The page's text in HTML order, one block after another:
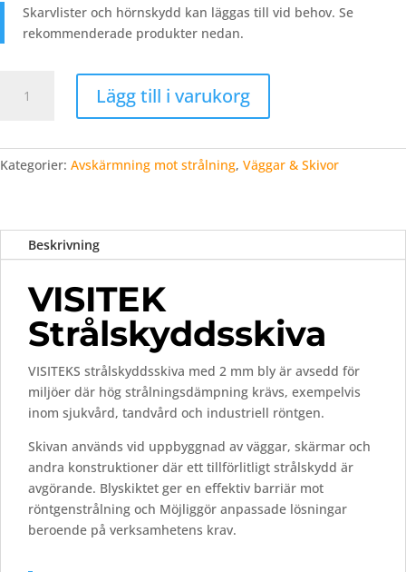
Skarvlister och hörnskydd kan läggas till vid behov. Se
rekommenderade produkter nedan.
Strålskyddsskiva
mm
Lägg till i varukorg
Kategorier: Avskärmning mot strålning, Väggar & Skivor
Beskrivning
VISITEK
Strålskyddsskiva
VISITEKS strålskyddsskiva med 2 mm bly är avsedd för
miljöer där hög strålningsdämpning krävs, exempelvis
inom sjukvård, tandvård och industriell röntgen.
Skivan används vid uppbyggnad av väggar, skärmar och
andra konstruktioner där ett tillförlitligt strålskydd är
avgörande. Blyskiktet ger en effektiv barriär mot
röntgenstrålning och Möjliggör anpassade lösningar
beroende på verksamhetens krav.